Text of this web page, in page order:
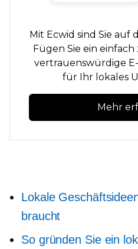
Mit Ecwid sind Sie auf
Fügen Sie ein einfach
vertrauenswürdige
für Ihr lokales
Mehr
Lokale
braucht
So gründen Sie ein